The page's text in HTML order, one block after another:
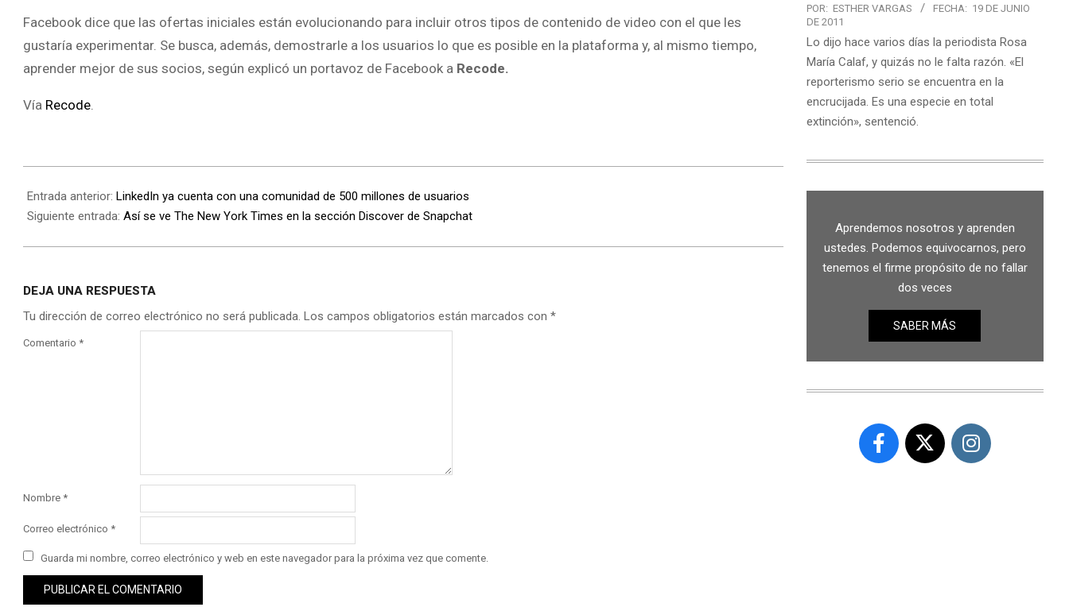
Facebook dice que las ofertas iniciales están evolucionando para incluir otros tipos de contenido de video con el que les
gustaría experimentar. Se busca, además, demostrarle a los usuarios lo que es posible en la plataforma y, al mismo tiempo,
aprender mejor de sus socios, según explicó un portavoz de Facebook a Recode.
Vía Recode
Entrada anterior: LinkedIn ya cuenta con una comunidad de 500 millones de usuarios
Siguiente entrada: Así se ve The New York Times en la sección Discover de Snapchat
DEJA UNA RESPUESTA
Tu dirección de correo electrónico no será publicada. Los campos obligatorios están marcados con *
Comentario *
Nombre *
Correo electrónico *
Guarda mi nombre, correo electrónico y web en este navegador para la próxima vez que comente.
POR: ESTHER VARGAS FECHA: 19 DE JUNIO
DE 2011
Lo dijo hace varios días la periodista Rosa
María Calaf, y quizás no le falta razón. «El
reporterismo serio se encuentra en la
encrucijada. Es una especie en total
extinción», sentenció.
Aprendemos nosotros y aprenden
ustedes. Podemos equivocarnos, pero
tenemos el firme propósito de no fallar
dos veces
SABER MÁS